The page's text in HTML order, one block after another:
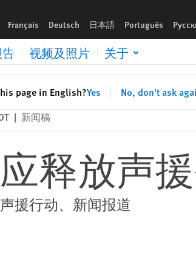
Français Deutsch 日本語 Português
视频及照片 关于
page in English?Yes No, don't ask
| 新闻稿
释放声
援行动、新闻报道